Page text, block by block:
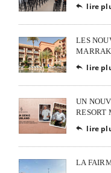
 lire
LES
 lire
UN
RESORT
 lire
LA